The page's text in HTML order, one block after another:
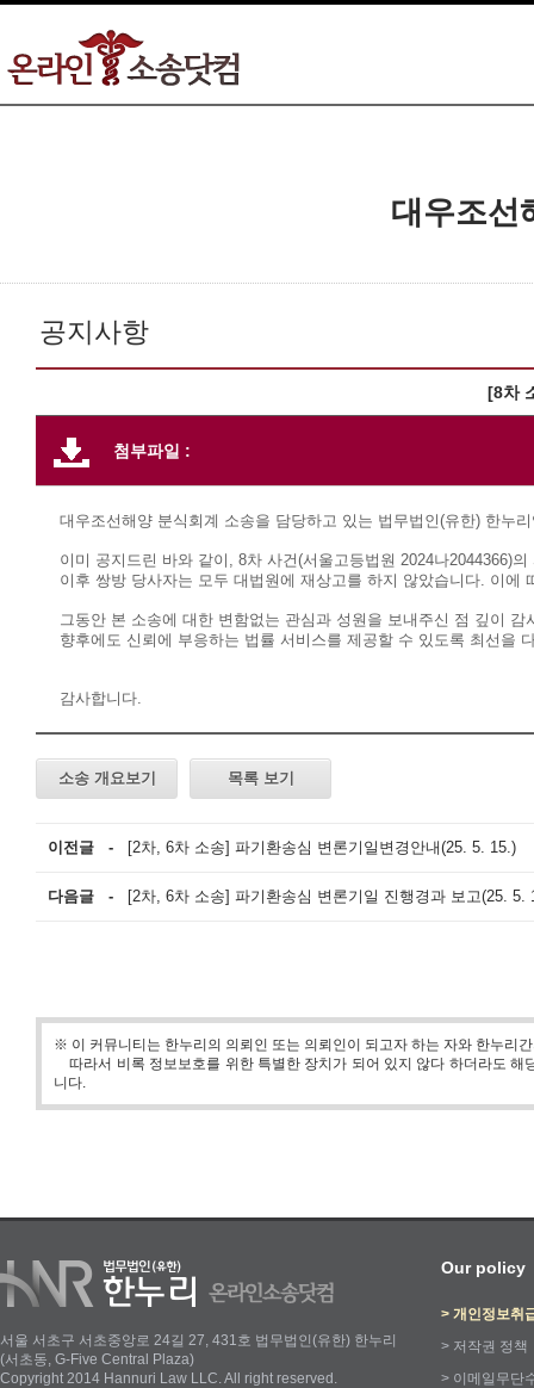
대우조선
공지사항
[8차
첨부파일 :
대우조선해양 분식회계 소송을 담당하고 있는 법무법인(유한) 한누
이미 공지드린 바와 같이, 8차 사건(서울고등법원 2024나2044366)
이후 쌍방 당사자는 모두 대법원에 재상고를 하지 않았습니다. 이
그동안 본 소송에 대한 변함없는 관심과 성원을 보내주신 점 깊이 감
향후에도 신뢰에 부응하는 법률 서비스를 제공할 수 있도록 최선을
감사합니다.
소송 개요보기 목록 보기
이전글 - [2차, 6차 소송] 파기환송심 변론기일변경안내(25. 5. 15.)
다음글 - [2차, 6차 소송] 파기환송심 변론기일 진행경과 보고(25. 5.
※ 이 커뮤니티는 한누리의 의뢰인 또는 의뢰인이 되고자 하는 자와 한누리
따라서 비록 정보보호를 위한 특별한 장치가 되어 있지 않다 하더라도 해
니다.
서울 서초구 서초중앙로 24길 27, 431호 법무법인(유한) 한누리
(서초동, G-Five Central Plaza)
Copyright 2014 Hannuri Law LLC. All right reserved.
Our policy
> 개인정보취
> 저작권 정책
> 이메일무단